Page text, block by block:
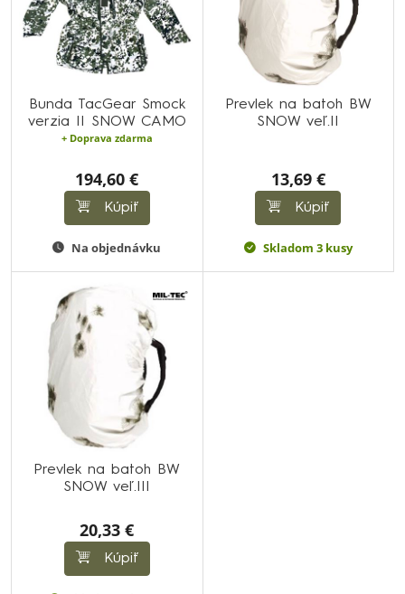
Bunda TacGear Smock
verzia II SNOW CAMO
+ Doprava zdarma
194,60 €
Kúpiť
Na objednávku
Prevlek na batoh BW
SNOW veľ.II
13,69 €
Kúpiť
Skladom 3 kusy
Prevlek na batoh BW
SNOW veľ.III
20,33 €
Kúpiť